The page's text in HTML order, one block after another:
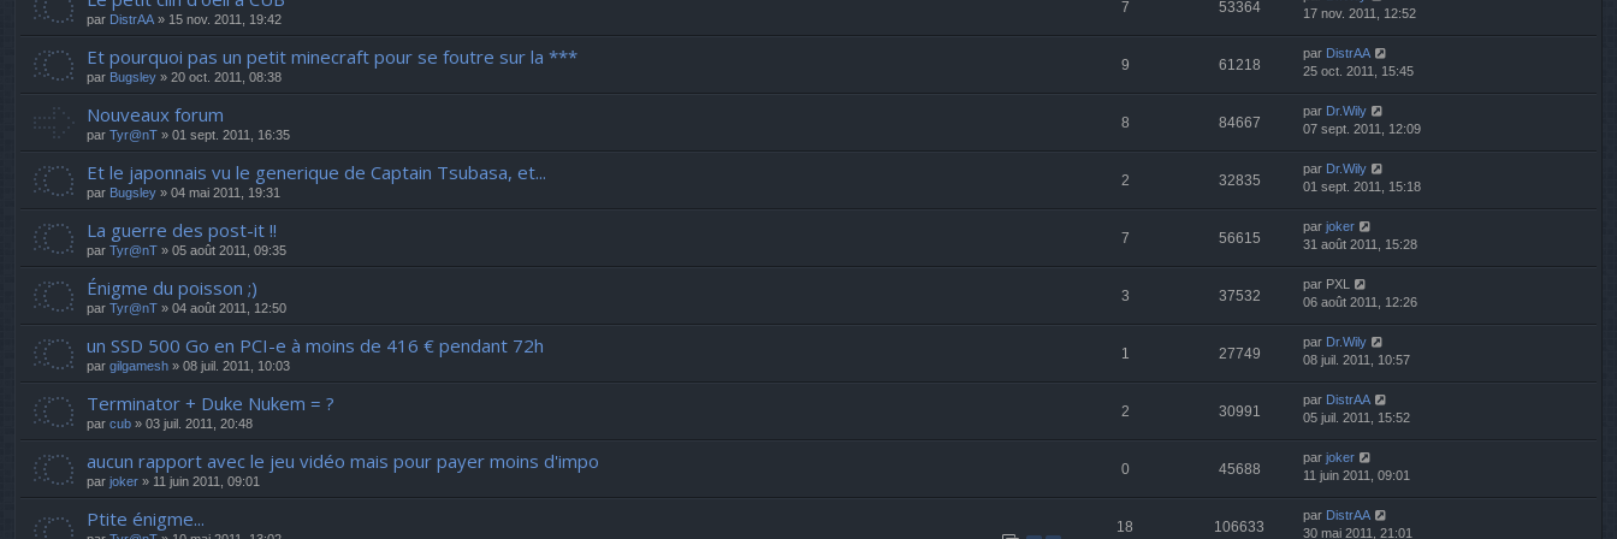
par DistrAA » 15 nov. 2011, 19:42
7 53364
17 nov. 2011, 12:52
Et pourquoi pas un petit minecraft pour se foutre sur la ***
par Bugsley » 20 oct. 2011, 08:38
9 61218
par DistrAA
25 oct. 2011, 15:45
Nouveaux forum
par Tyr@nT » 01 sept. 2011, 16:35
8 84667
par Dr.Wily
07 sept. 2011, 12:09
Et le japonnais vu le generique de Captain Tsubasa, et...
par Bugsley » 04 mai 2011, 19:31
2 32835
par Dr.Wily
01 sept. 2011, 15:18
La guerre des post-it !!
par Tyr@nT » 05 août 2011, 09:35
7 56615
par joker
31 août 2011, 15:28
Énigme du poisson ;)
par Tyr@nT » 04 août 2011, 12:50
3 37532
par PXL
06 août 2011, 12:26
un SSD 500 Go en PCI-e à moins de 416 € pendant 72h
par gilgamesh » 08 juil. 2011, 10:03
1 27749
par Dr.Wily
08 juil. 2011, 10:57
Terminator + Duke Nukem = ?
par cub » 03 juil. 2011, 20:48
2 30991
par DistrAA
05 juil. 2011, 15:52
aucun rapport avec le jeu vidéo mais pour payer moins d'impo
par joker » 11 juin 2011, 09:01
0 45688
par joker
11 juin 2011, 09:01
Ptite énigme... 18 106633
par DistrAA
30 mai 2011, 21:01